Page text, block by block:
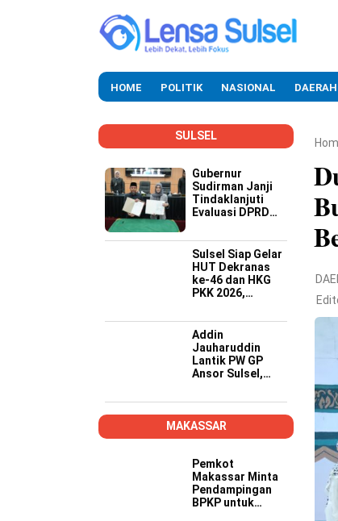
HOME POLITIK NASIONAL DAERAH
SULSEL
Gubernur
Sudirman Janji
Tindaklanjuti
Evaluasi DPRD
Buruk OPD
Sulsel Siap Gelar
HUT Dekranas
ke-46 dan HKG
PKK 2026,
Promosi Wastra-
Kriya hingga
Dongkrak
Ekonomi Daerah
Addin
Jauharuddin
Lantik PW GP
Ansor Sulsel,
Kompeten,
Kreatif, dan Siap
Wujudkan
Ketahanan
MAKASSAR
Pemkot
Makassar Minta
Pendampingan
BPKP untuk